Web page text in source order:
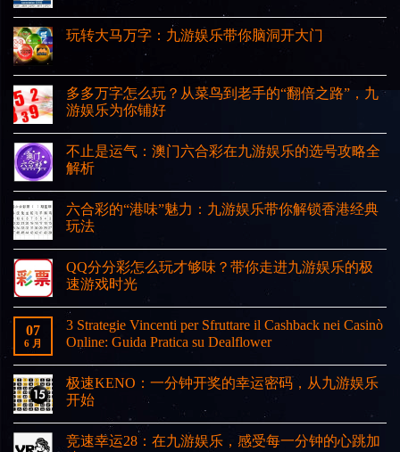
玩转大马万字：九游娱乐带你脑洞开大门
多多万字怎么玩？从菜鸟到老手的“翻倍之路”，九
游娱乐为你铺好
不止是运气：澳门六合彩在九游娱乐的选号攻略全
解析
六合彩的“港味”魅力：九游娱乐带你解锁香港经典
玩法
QQ分分彩怎么玩才够味？带你走进九游娱乐的极
速游戏时光
07
6 月
3 Strategie Vincenti per Sfruttare il Cashback nei Casinò
Online: Guida Pratica su Dealflower
极速KENO：一分钟开奖的幸运密码，从九游娱乐
开始
竞速幸运28：在九游娱乐，感受每一分钟的心跳加